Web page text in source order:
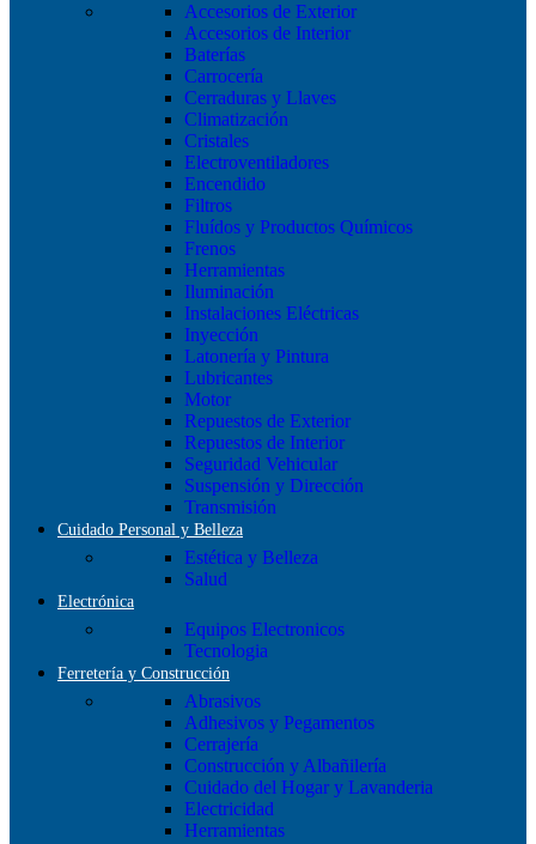
Accesorios de Exterior
Accesorios de Interior
Baterías
Carrocería
Cerraduras y Llaves
Climatización
Cristales
Electroventiladores
Encendido
Filtros
Fluídos y Productos Químicos
Frenos
Herramientas
Iluminación
Instalaciones Eléctricas
Inyección
Latonería y Pintura
Lubricantes
Motor
Repuestos de Exterior
Repuestos de Interior
Seguridad Vehicular
Suspensión y Dirección
Transmisión
Cuidado Personal y Belleza
Estética y Belleza
Salud
Electrónica
Equipos Electronicos
Tecnologia
Ferretería y Construcción
Abrasivos
Adhesivos y Pegamentos
Cerrajería
Construcción y Albañilería
Cuidado del Hogar y Lavanderia
Electricidad
Herramientas